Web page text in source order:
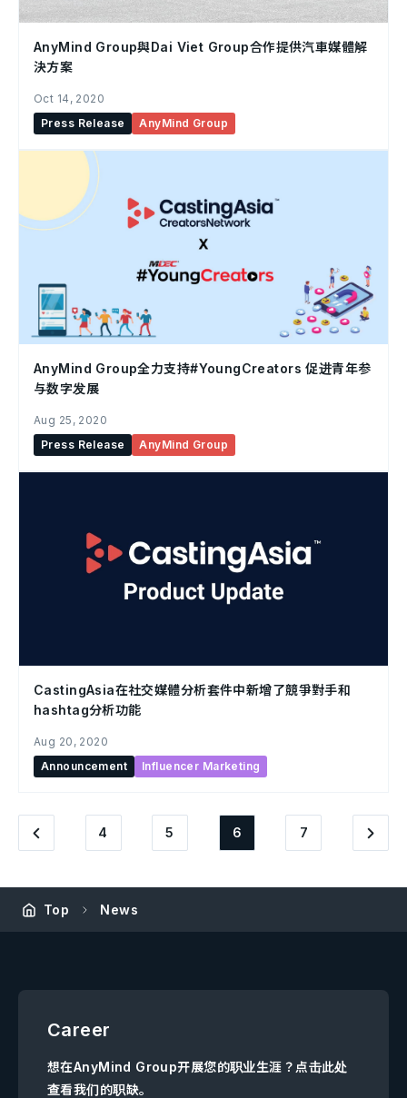
AnyMind Group與Dai Viet Group合作提供汽車媒體解
決方案
Oct 14, 2020
Press Release
AnyMind Group
AnyMind Group全力支持#YoungCreators 促进青年参
与数字发展
Aug 25, 2020
Press Release
AnyMind Group
CastingAsia在社交媒體分析套件中新增了競爭對手和
hashtag分析功能
Aug 20, 2020
Announcement
Influencer Marketing
4 5 6 7
Top News
Career
想在AnyMind Group开展您的职业生涯？点击此处
查看我们的职缺。